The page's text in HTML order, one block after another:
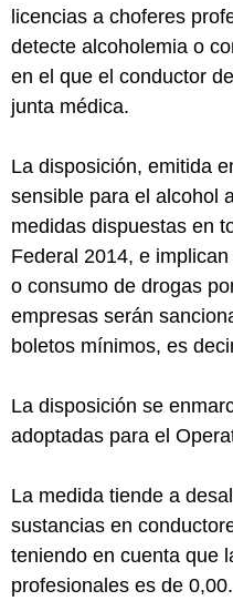
licencias a choferes
detecte alcoholemia o
en el que el conductor
junta médica.
La disposición, emitida
sensible para el alcohol
medidas dispuestas en
Federal 2014, e
o consumo de drogas
empresas serán
boletos mínimos, es
La disposición se
adoptadas para el
La medida tiende a
sustancias en
teniendo en cuenta que
profesionales es de 0,00.